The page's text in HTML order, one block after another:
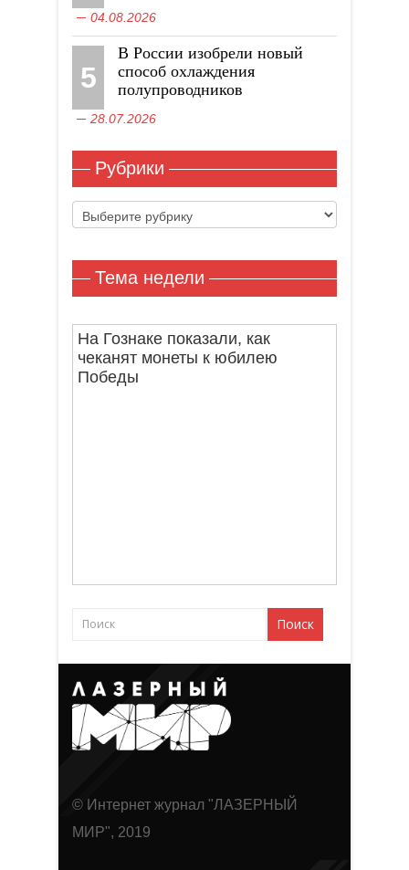
04.08.2026
5
В России изобрели новый
способ охлаждения
полупроводников
28.07.2026
Рубрики
Рубрики
Тема недели
На Гознаке показали, как
чеканят монеты к юбилею
Победы
© Интернет журнал "ЛАЗЕРНЫЙ
МИР", 2019